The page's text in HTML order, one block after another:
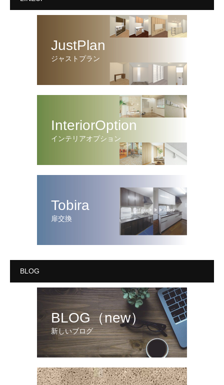
JustPlan
ジャストプラン
InteriorOption
インテリアオプション
Tobira
扉交換
BLOG
BLOG（new）
新しいブログ